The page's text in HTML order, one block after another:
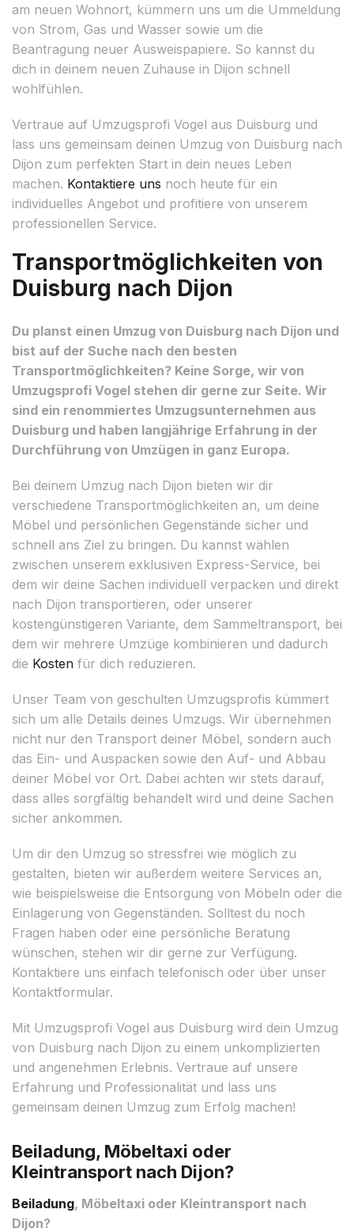
am neuen Wohnort, kümmern uns um die Ummeldung
von Strom, Gas und Wasser sowie um die
Beantragung neuer Ausweispapiere. So kannst du
dich in deinem neuen Zuhause in Dijon schnell
wohlfühlen.
Vertraue auf Umzugsprofi Vogel aus Duisburg und
lass uns gemeinsam deinen Umzug von Duisburg nach
Dijon zum perfekten Start in dein neues Leben
machen. Kontaktiere uns noch heute für ein
individuelles Angebot und profitiere von unserem
professionellen Service.
Transportmöglichkeiten von
Duisburg nach Dijon
Du planst einen Umzug von Duisburg nach Dijon und
bist auf der Suche nach den besten
Transportmöglichkeiten? Keine Sorge, wir von
Umzugsprofi Vogel stehen dir gerne zur Seite. Wir
sind ein renommiertes Umzugsunternehmen aus
Duisburg und haben langjährige Erfahrung in der
Durchführung von Umzügen in ganz Europa.
Bei deinem Umzug nach Dijon bieten wir dir
verschiedene Transportmöglichkeiten an, um deine
Möbel und persönlichen Gegenstände sicher und
schnell ans Ziel zu bringen. Du kannst wählen
zwischen unserem exklusiven Express-Service, bei
dem wir deine Sachen individuell verpacken und direkt
nach Dijon transportieren, oder unserer
kostengünstigeren Variante, dem Sammeltransport, bei
dem wir mehrere Umzüge kombinieren und dadurch
die Kosten für dich reduzieren.
Unser Team von geschulten Umzugsprofis kümmert
sich um alle Details deines Umzugs. Wir übernehmen
nicht nur den Transport deiner Möbel, sondern auch
das Ein- und Auspacken sowie den Auf- und Abbau
deiner Möbel vor Ort. Dabei achten wir stets darauf,
dass alles sorgfältig behandelt wird und deine Sachen
sicher ankommen.
Um dir den Umzug so stressfrei wie möglich zu
gestalten, bieten wir außerdem weitere Services an,
wie beispielsweise die Entsorgung von Möbeln oder die
Einlagerung von Gegenständen. Solltest du noch
Fragen haben oder eine persönliche Beratung
wünschen, stehen wir dir gerne zur Verfügung.
Kontaktiere uns einfach telefonisch oder über unser
Kontaktformular.
Mit Umzugsprofi Vogel aus Duisburg wird dein Umzug
von Duisburg nach Dijon zu einem unkomplizierten
und angenehmen Erlebnis. Vertraue auf unsere
Erfahrung und Professionalität und lass uns
gemeinsam deinen Umzug zum Erfolg machen!
Beiladung, Möbeltaxi oder
Kleintransport nach Dijon?
Beiladung, Möbeltaxi oder Kleintransport nach
Dijon?